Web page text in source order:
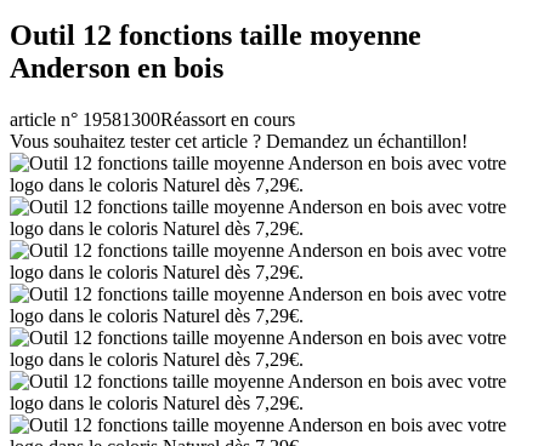
Outil 12 fonctions taille moyenne
Anderson en bois
article n° 19581300Réassort en cours
Vous souhaitez tester cet article ? Demandez un échantillon!